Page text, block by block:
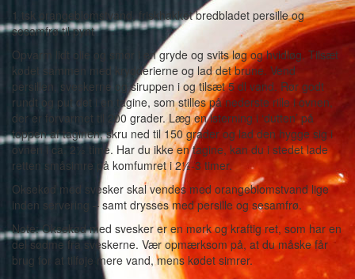
1 tsk orangeblomstvand, friskhakket bredbladet persille og
sesamfrø til pynt
Opvarm lidt olie og smør i en gryde og svits løg og hvidløg. Tilsæt
kødet sammen med krydderierne og lad det brune. Vend
persillen, sveskerne og siruppen i og tilsæt 5 dl vand. Rør godt
rundt og put det i en tagine, som stilles på nederste rille i ovnen,
der er forvarmet til 200 grader. Læg en isterning i ‘dutten’ på
toppen af taginen, skru ned til 150 grader og lad den hygge sig i
ovnen i ca. 2½ time. Har du ikke en tagine, kan du i stedet lade
retten småsimre på komfumret i 2½-3 timer.
Oksekød med svesker skal vendes med orangeblomstvand lige
inden servering – samt drysses med persille og sesamfrø.
Note: Oksekød med svesker er en mørk og kraftig ret, som har en
del sødme fra sveskerne. Vær opmærksom på, at du måske får
brug for at tilføje mere vand, mens kødet simrer.